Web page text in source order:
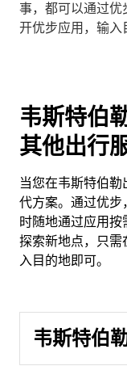
事，都可以通过优
开优步应用，输入
韦斯特伯
其他出行
当您在韦斯特伯
代方案。通过优步
时随地通过应用
探索新地点，只需
入目的地即可。
韦斯特伯